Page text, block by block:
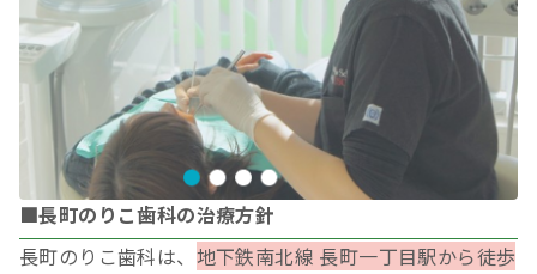
■長町のりこ歯科の治療方針
長町のりこ歯科は、 地下鉄南北線 長町一丁目駅から徒歩